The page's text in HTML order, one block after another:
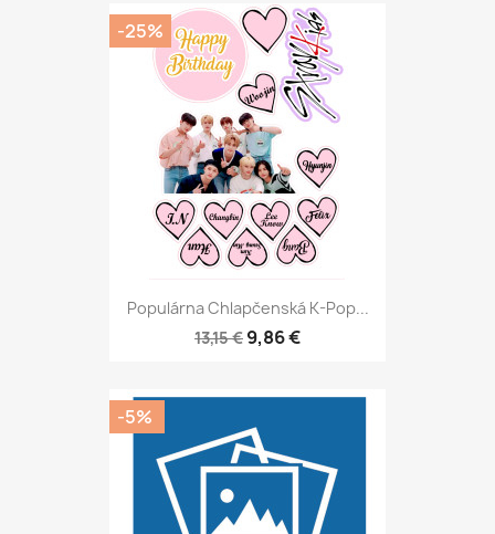
Populárna Chlapčenská K-Pop...
13,15 € 9,86 €
-25%
-5%